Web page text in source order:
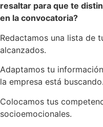
resaltar para que te
en la convocatoria?
Redactamos una lista de
alcanzados.
Adaptamos tu
la empresa está buscando.
Colocamos tus
socioemocionales.